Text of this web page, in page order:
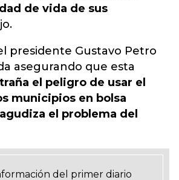
de vida de sus
presidente Gustavo Petro
asegurando que esta
el peligro de usar el
municipios en bolsa
el problema del
del primer diario